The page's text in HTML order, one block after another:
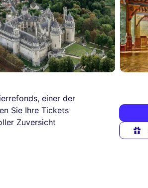
einer der
Sie Ihre Tickets
Zuversicht